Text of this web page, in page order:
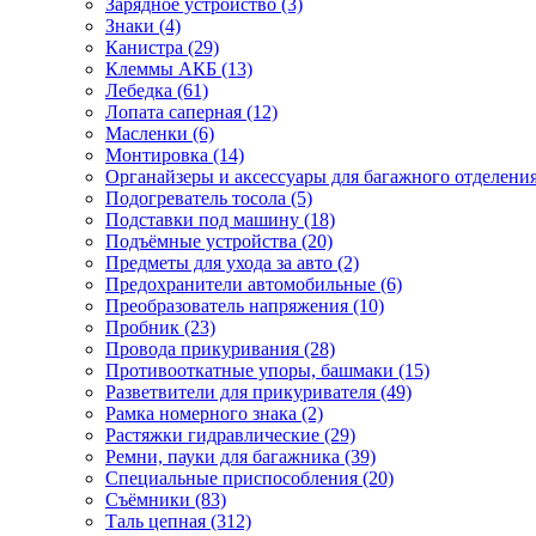
Знаки (4)
Канистра (29)
Клеммы АКБ (13)
Лебедка (61)
Лопата саперная (12)
Масленки (6)
Монтировка (14)
Органайзеры и аксессуары для багажного
Подогреватель тосола (5)
Подставки под машину (18)
Подъёмные устройства (20)
Предметы для ухода за авто (2)
Предохранители автомобильные (6)
Преобразователь напряжения (10)
Пробник (23)
Провода прикуривания (28)
Противооткатные упоры, башмаки (15)
Разветвители для прикуривателя (49)
Рамка номерного знака (2)
Растяжки гидравлические (29)
Ремни, пауки для багажника (39)
Специальные приспособления (20)
Съёмники (83)
Таль цепная (312)